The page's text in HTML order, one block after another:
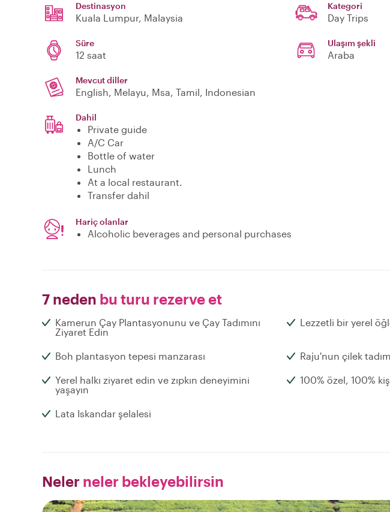
Destinasyon
Kuala Lumpur, Malaysia
Kategori
Day Trips
Süre
12 saat
Ulaşım şekli
Araba
Mevcut diller
English, Melayu, Msa, Tamil, Indonesian
Dahil
Private guide
A/C Car
Bottle of water
Lunch
At a local restaurant.
Transfer dahil
Hariç olanlar
Alcoholic beverages and personal purchases
7 neden bu turu rezerve et
Kamerun Çay Plantasyonunu ve Çay Tadımını
Ziyaret Edin
Lezzetli bir yerel
Boh plantasyon tepesi manzarası Raju'nun çilek
Yerel halkı ziyaret edin ve zıpkın deneyimini
yaşayın
100% özel, 100%
Lata Iskandar şelalesi
Neler neler bekleyebilirsin